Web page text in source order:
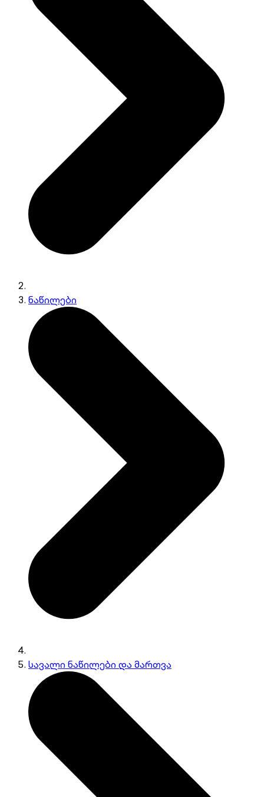
ნაწილები
სავალი ნაწილები და მართვა